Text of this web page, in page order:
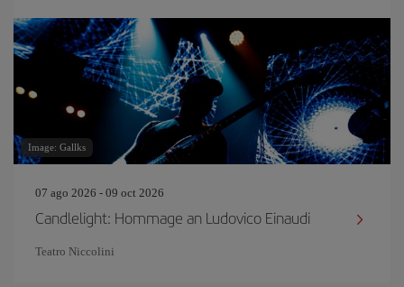
Image: Gallks
07 ago 2026 - 09 oct 2026
Candlelight: Hommage an Ludovico Einaudi
Teatro Niccolini